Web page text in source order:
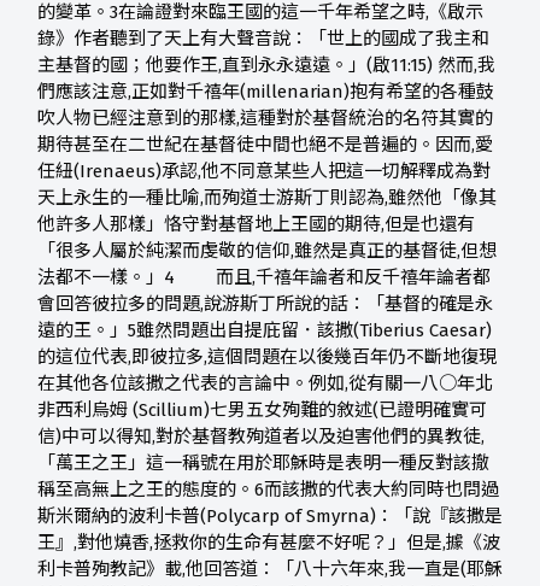
的變革。3在論證對來臨王國的這一千年希望之畤,《啟示
錄》作者聽到了天上有大聲音說：「世上的國成了我主和
主基督的國；他要作王,直到永永遠遠。」(啟11:15) 然而,我
們應該注意,正如對千禧年(millenarian)抱有希望的各種鼓
吹人物已經注意到的那樣,這種對於基督統治的名符其實的
期待甚至在二世紀在基督徒中間也絕不是普遍的。因而,愛
任紐(Irenaeus)承認,他不同意某些人把這一切解釋成為對
天上永生的一種比喻,而殉道士游斯丁則認為,雖然他「像其
他許多人那樣」恪守對基督地上王國的期待,但是也還有
「很多人屬於純潔而虔敬的信仰,雖然是真正的基督徒,但想
法都不一樣。」4 而且,千禧年論者和反千禧年論者都
會回答彼拉多的問題,說游斯丁所說的話：「基督的確是永
遠的王。」5雖然問題出自提庇留．該撒(Tiberius Caesar)
的這位代表,即彼拉多,這個問題在以後幾百年仍不斷地復現
在其他各位該撒之代表的言論中。例如,從有關一八○年北
非西利烏姆 (Scillium)七男五女殉難的敘述(已證明確實可
信)中可以得知,對於基督教殉道者以及迫害他們的異教徒,
「萬王之王」這一稱號在用於耶穌時是表明一種反對該撤
稱至高無上之王的態度的。6而該撒的代表大約同時也問過
斯米爾納的波利卡普(Polycarp of Smyrna)：「說『該撒是
王』,對他燒香,拯救你的生命有甚麼不好呢？」但是,據《波
利卡普殉教記》載,他回答道：「八十六年來,我一直是(耶穌